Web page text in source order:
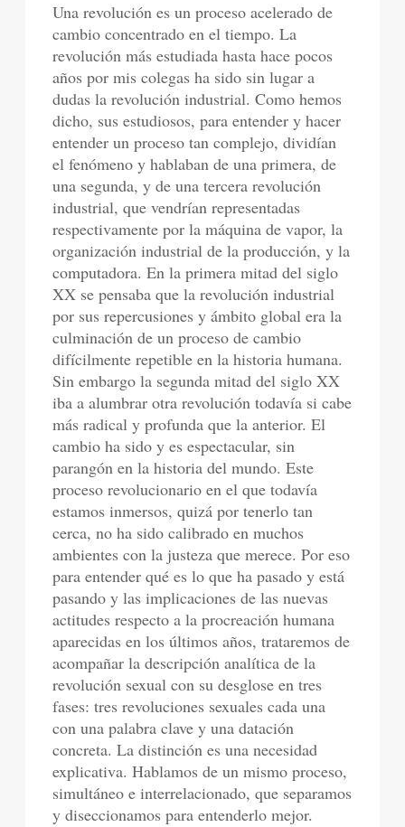
Una revolución es un proceso acelerado de
cambio concentrado en el tiempo. La
revolución más estudiada hasta hace pocos
años por mis colegas ha sido sin lugar a
dudas la revolución industrial. Como hemos
dicho, sus estudiosos, para entender y hacer
entender un proceso tan complejo, dividían
el fenómeno y hablaban de una primera, de
una segunda, y de una tercera revolución
industrial, que vendrían representadas
respectivamente por la máquina de vapor, la
organización industrial de la producción, y la
computadora. En la primera mitad del siglo
XX se pensaba que la revolución industrial
por sus repercusiones y ámbito global era la
culminación de un proceso de cambio
difícilmente repetible en la historia humana.
Sin embargo la segunda mitad del siglo XX
iba a alumbrar otra revolución todavía si cabe
más radical y profunda que la anterior. El
cambio ha sido y es espectacular, sin
parangón en la historia del mundo. Este
proceso revolucionario en el que todavía
estamos inmersos, quizá por tenerlo tan
cerca, no ha sido calibrado en muchos
ambientes con la justeza que merece. Por eso
para entender qué es lo que ha pasado y está
pasando y las implicaciones de las nuevas
actitudes respecto a la procreación humana
aparecidas en los últimos años, trataremos de
acompañar la descripción analítica de la
revolución sexual con su desglose en tres
fases: tres revoluciones sexuales cada una
con una palabra clave y una datación
concreta. La distinción es una necesidad
explicativa. Hablamos de un mismo proceso,
simultáneo e interrelacionado, que separamos
y diseccionamos para entenderlo mejor.